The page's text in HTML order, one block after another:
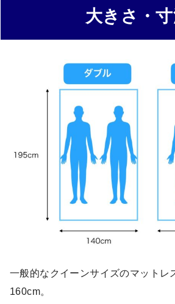
大きさ・
一般的なクイーンサイズのマットレ
160cm。